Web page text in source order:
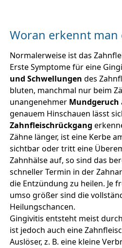
Woran erkennt man
Normalerweise ist das
Erste Symptome für eine
und Schwellungen des
bluten, manchmal nur beim
unangenehmer Mundgeruch
genauem Hinschauen lässt
Zahnfleischrückgang
Zähne länger, ist eine Kerbe
sichtbar oder tritt eine
Zahnhälse auf, so sind das
schneller Termin in der
die Entzündung zu heilen. Je
umso größer sind die
Heilungschancen.
Gingivitis entsteht meist
ist jedoch auch eine
Auslöser, z. B. eine kleine